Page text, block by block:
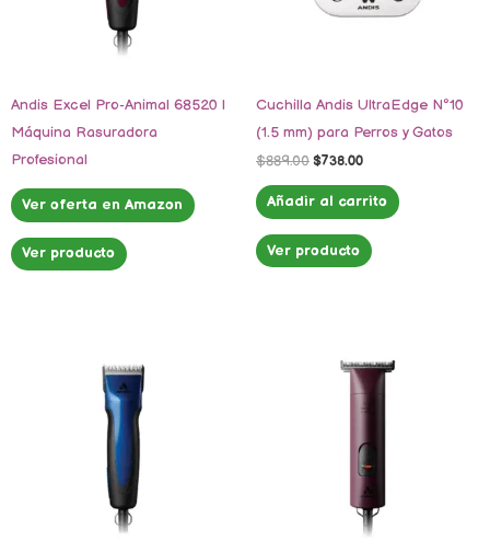
Andis Excel Pro-Animal 68520 |
Máquina Rasuradora
Profesional
Ver oferta en Amazon
Ver producto
Cuchilla Andis UltraEdge Nº10
(1.5 mm) para Perros y Gatos
$889.00 $738.00
Añadir al carrito
Ver producto